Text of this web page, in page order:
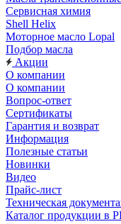
Сервисная химия
Shell Helix
Моторное масло Lopal
Подбор масла
Акции
О компании
О компании
Вопрос-ответ
Сертификаты
Гарантия и возврат
Информация
Полезные статьи
Новинки
Видео
Прайс-лист
Техническая
Каталог продукции в